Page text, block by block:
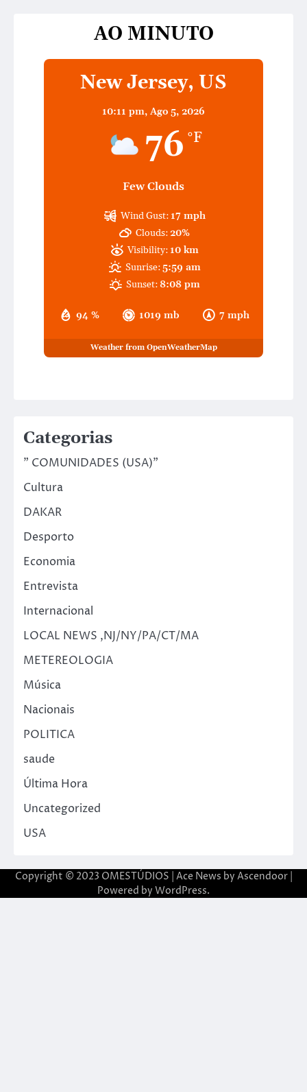
AO MINUTO
New Jersey, US
10:11 pm, Ago 5, 2026
76 °F
Few Clouds
94 % 1019 mb 7 mph
Wind Gust: 17 mph
Clouds:20%
Visibility: 10 km
Sunrise:5:59 am
Sunset:8:08 pm
Weather from OpenWeatherMap
Categorias
" COMUNIDADES (USA)"
Cultura
DAKAR
Desporto
Economia
Entrevista
Internacional
LOCAL NEWS ,NJ/NY/PA/CT/MA
METEREOLOGIA
Música
Nacionais
POLITICA
saude
Última Hora
Uncategorized
USA
Copyright © 2023 OMESTÚDIOS | Ace News by Ascendoor|
Powered by WordPress.